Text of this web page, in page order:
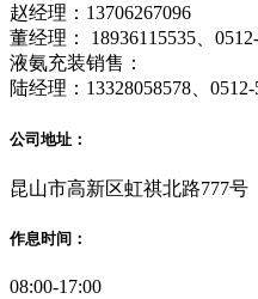
赵经理：13706267096
董经理： 18936115535、
液氨充装销售：
陆经理：13328058578、0512-
公司地址：
昆山市高新区虹祺北路777号
作息时间：
08:00-17:00